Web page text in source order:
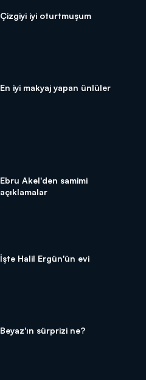
Çizgiyi iyi oturtmuşum
En iyi makyaj yapan ünlüler
Ebru Akel'den samimi
açıklamalar
İşte Halil Ergün'ün evi
Beyaz'ın sürprizi ne?